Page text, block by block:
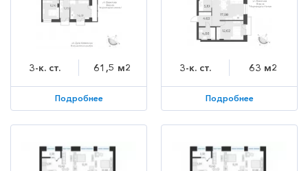
3-к. ст. 61,5 м2
Подробнее
3-к. ст. 63 м2
Подробнее